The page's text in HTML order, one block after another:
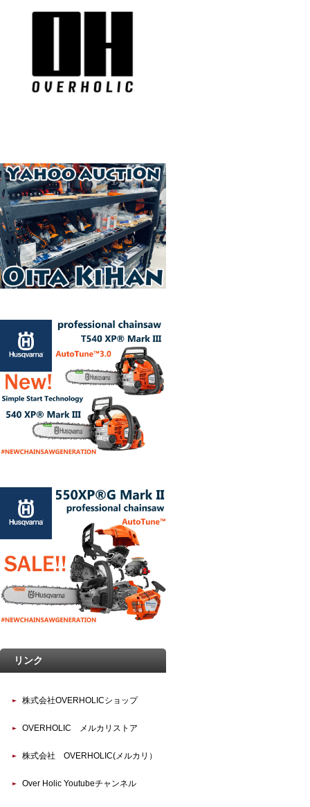
リンク
株式会社OVERHOLICショップ
OVERHOLIC メルカリストア
株式会社 OVERHOLIC(メルカリ）
Over Holic Youtubeチャンネル